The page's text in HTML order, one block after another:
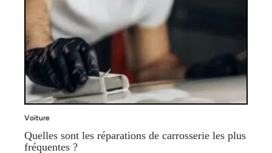
Voiture
Quelles sont les réparations de carrosserie les plus
fréquentes ?